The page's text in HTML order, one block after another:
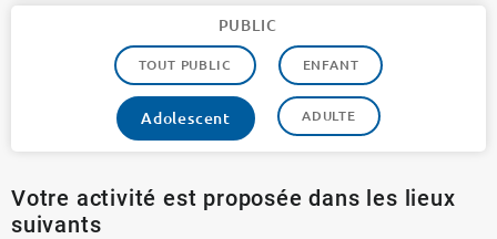
PUBLIC
TOUT PUBLIC ENFANT
Adolescent ADULTE
Votre activité est proposée dans les lieux
suivants